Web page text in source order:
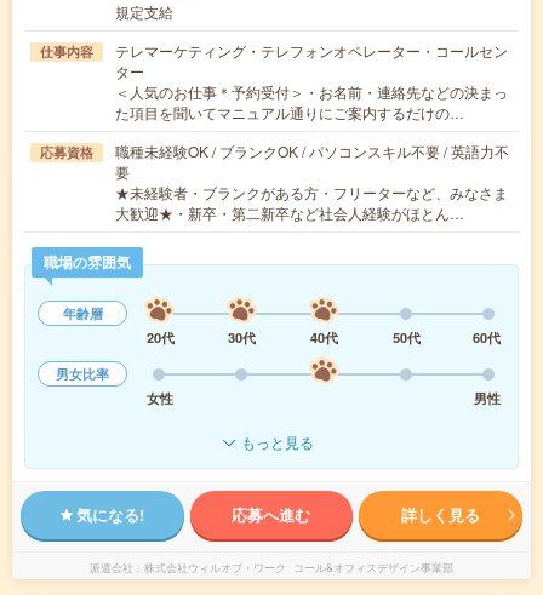
規定支給
仕事内容
テレマーケティング・テレフォンオペレーター・コールセン
ター
＜人気のお仕事＊予約受付＞・お名前・連絡先などの決まっ
た項目を聞いてマニュアル通りにご案内するだけの…
応募資格
職種未経験OK / ブランクOK / パソコンスキル不要 / 英語力不
要
★未経験者・ブランクがある方・フリーターなど、みなさま
大歓迎★・新卒・第二新卒など社会人経験がほとん…
職場の雰囲気
年齢層
20代
30代 40代 50代
60代
男女比率
女性
男性
もっと見る
気になる! 応募へ進む 詳しく見る
派遣会社 株式会社ウィルオブ・ワーク コール&オフィスデザイン事業部